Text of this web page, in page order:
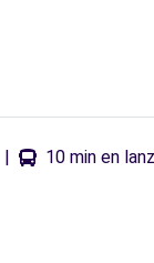
| 10 min en